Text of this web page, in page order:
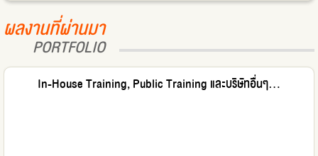
ผลงานที่ผ่านมา
PORTFOLIO
In-House Training, Public Training และบริษัทอื่นๆ...